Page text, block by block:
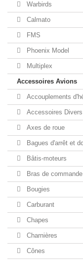
Warbirds
Calmato
FMS
Phoenix Model
Multiplex
Accessoires Avions
Accouplements
Accessoires Divers
Axes de roue
Bagues d'arrêt et
Bâtis-moteurs
Bras de commande
Bougies
Carburant
Chapes
Charnières
Cônes